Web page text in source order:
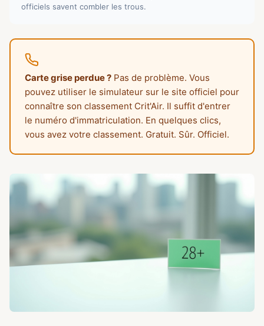
officiels savent combler les trous.
Carte grise perdue ? Pas de problème. Vous
pouvez utiliser le simulateur sur le site officiel pour
connaître son classement Crit'Air. Il suffit d'entrer
le numéro d'immatriculation. En quelques clics,
vous avez votre classement. Gratuit. Sûr. Officiel.